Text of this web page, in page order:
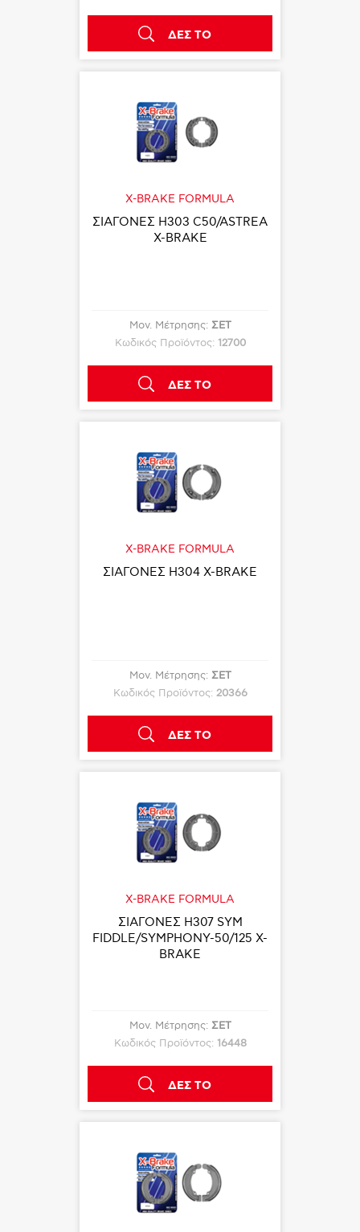
ΔΕΣ ΤΟ
X-BRAKE FORMULA
ΣΙΑΓΟΝΕΣ Η303 C50/ASTREA
X-BRAKE
Μον. Μέτρησης: ΣΕΤ
Κωδικός Προϊόντος: 12700
ΔΕΣ ΤΟ
X-BRAKE FORMULA
ΣΙΑΓΟΝΕΣ Η304 X-BRAKE
Μον. Μέτρησης: ΣΕΤ
Κωδικός Προϊόντος: 20366
ΔΕΣ ΤΟ
X-BRAKE FORMULA
ΣΙΑΓΟΝΕΣ Η307 SYM
FIDDLE/SYMPHONY-50/125 X-
BRAKE
Μον. Μέτρησης: ΣΕΤ
Κωδικός Προϊόντος: 16448
ΔΕΣ ΤΟ